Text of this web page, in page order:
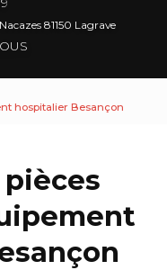
81150 Lagrave
hospitalier Besançon